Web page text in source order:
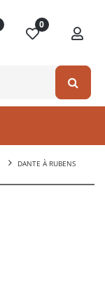
0
DANTE À RUBENS